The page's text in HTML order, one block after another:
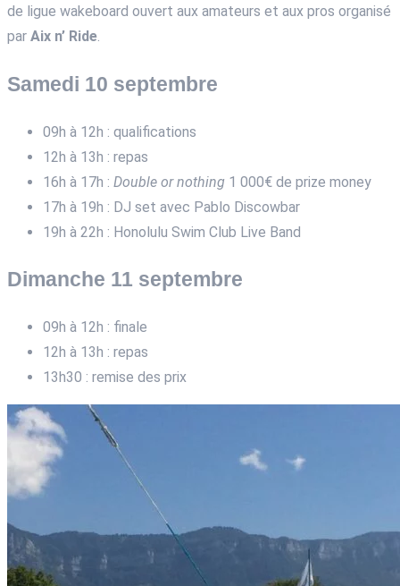
de ligue wakeboard ouvert aux amateurs et aux pros organisé
par Aix n’ Ride.
Samedi 10 septembre
09h à 12h : qualifications
12h à 13h : repas
16h à 17h : Double or nothing 1 000€ de prize money
17h à 19h : DJ set avec Pablo Discowbar
19h à 22h : Honolulu Swim Club Live Band
Dimanche 11 septembre
09h à 12h : finale
12h à 13h : repas
13h30 : remise des prix